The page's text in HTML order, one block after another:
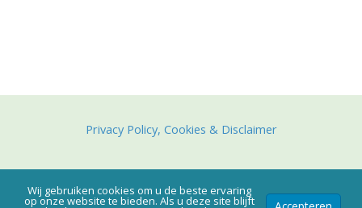
Privacy Policy, Cookies & Disclaimer
Ontwikkeld doorWebassurbyArcher Digital.
Wij gebruiken cookies om u de beste ervaring
op onze website te bieden. Als u deze site blijft